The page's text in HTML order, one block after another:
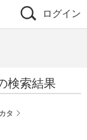
ログイン
検索結果
タ